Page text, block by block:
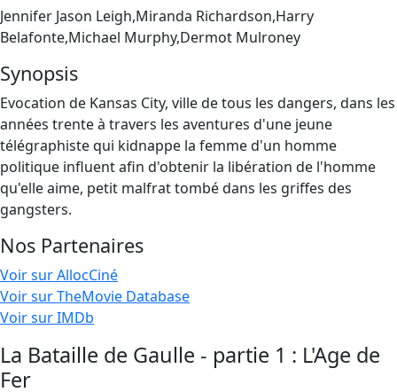
Jennifer Jason Leigh,Miranda Richardson,Harry
Belafonte,Michael Murphy,Dermot Mulroney
Synopsis
Evocation de Kansas City, ville de tous les dangers, dans les
années trente à travers les aventures d'une jeune
télégraphiste qui kidnappe la femme d'un homme
politique influent afin d'obtenir la libération de l'homme
qu'elle aime, petit malfrat tombé dans les griffes des
gangsters.
Nos Partenaires
Voir sur AllocCiné
Voir sur TheMovie Database
Voir sur IMDb
La Bataille de Gaulle - partie 1 : L'Age de
Fer